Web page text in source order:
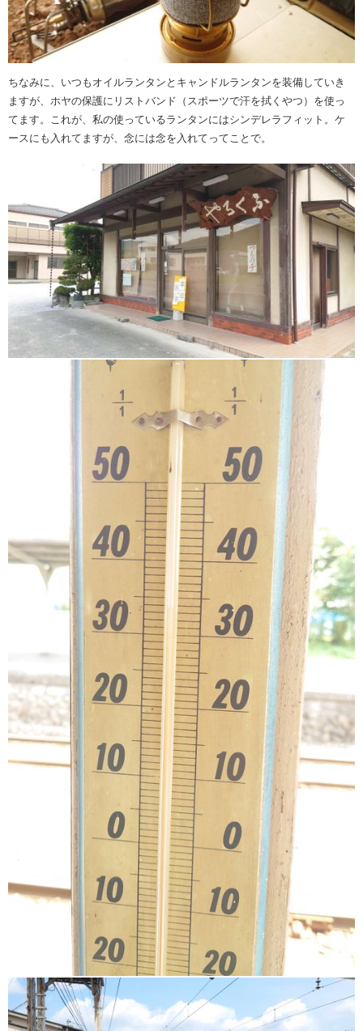
ちなみに、いつもオイルランタンとキャンドルランタンを装備していき
ますが、ホヤの保護にリストバンド（スポーツで汗を拭くやつ）を使っ
てます。これが、私の使っているランタンにはシンデレラフィット。ケ
ースにも入れてますが、念には念を入れてってことで。